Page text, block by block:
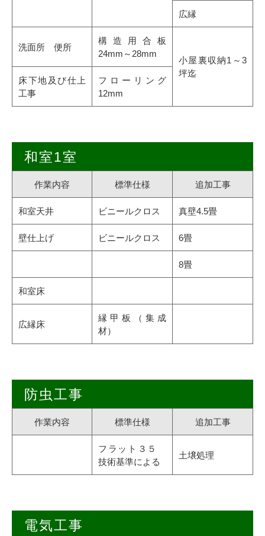
広縁
洗面所 便所
構造用合板
24mm～28mm
小屋裏収納1～3
坪迄
床下地及び仕上
工事
フローリング
12mm
和室1室
作業内容 標準仕様 追加工事
和室天井 ビニールクロス 真壁4.5畳
壁仕上げ ビニールクロス 6畳
8畳
和室床
広縁床
縁甲板（集成
材）
防虫工事
作業内容 標準仕様 追加工事
フラット３５
技術基準による
土壌処理
電気工事